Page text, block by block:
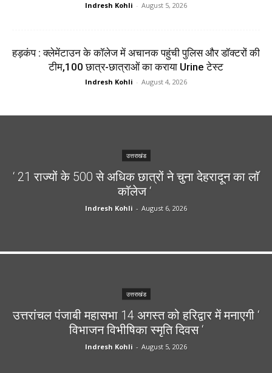
Indresh Kohli - August 5, 2026
हड़कंप : क्लेमेंटाउन के कॉलेज में अचानक पहुंची पुलिस और डॉक्टरों की
टीम,100 छात्र-छात्राओं का कराया Urine टेस्ट
Indresh Kohli - August 4, 2026
उत्तराखंड
‘ 21 राज्यों के 500 से अधिक छात्रों ने चुना देहरादून का लाॅ
काॅलेज ‘
Indresh Kohli - August 6, 2026
उत्तराखंड
उत्तरांचल पंजाबी महासभा 14 अगस्त को हरिद्वार में मनाएगी ‘
विभाजन विभीषिका स्मृति दिवस ‘
Indresh Kohli - August 5, 2026